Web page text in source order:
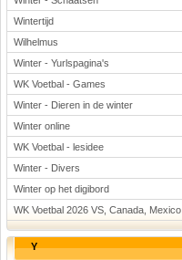
Wintertijd
Wilhelmus
Winter - Yurlspagina's
WK Voetbal - Games
Winter - Dieren in de winter
Winter online
WK Voetbal - lesidee
Winter - Divers
Winter op het digibord
WK Voetbal 2026 VS, Canada, Mexico
Y